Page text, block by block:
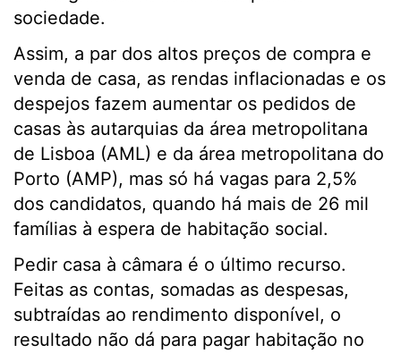
sociedade.
Assim, a par dos altos preços de compra e
venda de casa, as rendas inflacionadas e os
despejos fazem aumentar os pedidos de
casas às autarquias da área metropolitana
de Lisboa (AML) e da área metropolitana do
Porto (AMP), mas só há vagas para 2,5%
dos candidatos, quando há mais de 26 mil
famílias à espera de habitação social.
Pedir casa à câmara é o último recurso.
Feitas as contas, somadas as despesas,
subtraídas ao rendimento disponível, o
resultado não dá para pagar habitação no